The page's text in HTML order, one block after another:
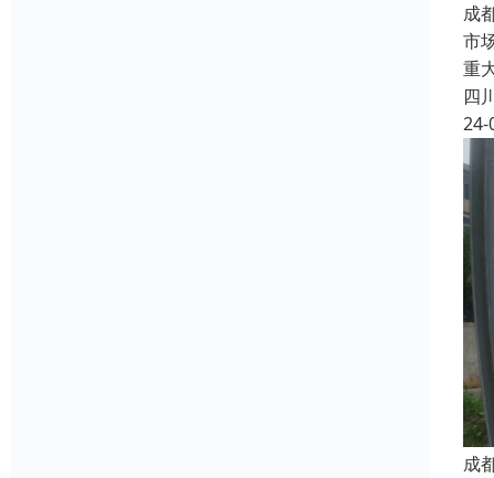
成
市
重
四
24-
成